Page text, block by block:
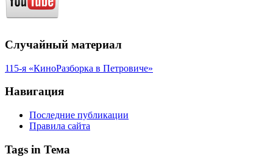
Случайный материал
115-я «КиноРазборка в Петровиче»
Навигация
Последние публикации
Правила сайта
Tags in Тема